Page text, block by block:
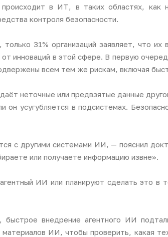
в ИТ, в таких областях, как
контроля безопасности.
только 31% организаций заявляет, что
инноваций в этой сфере. В первую
всем тем же рискам, включая
неточные или предвзятые данные
он усугубляется в подсистемах.
с другими системами ИИ, — пояснил
или получаете информацию извне».
ИИ или планируют сделать это
внедрение агентного ИИ
ИИ, чтобы проверить, какая